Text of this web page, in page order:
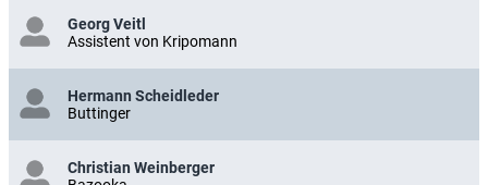
Georg Veitl
Assistent von Kripomann
Hermann Scheidleder
Buttinger
Christian Weinberger